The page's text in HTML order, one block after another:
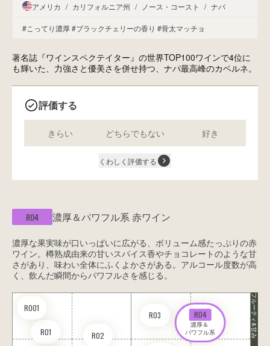
アメリカ / カリフォルニア州 / ノース・コースト / ナパ
#こってり濃厚#ブラックチェリーの香り #骨太マッチョ
著名誌『ワインスペクテイター』の世界TOP100ワインで4位に
も輝いた、力強さと優美さを併せ持つ、ナパ最高峰のカベルネ。
評価する
きらい どちらでもない 好き
くわしく評価する
R04 濃厚＆パワフル系 赤ワイン
濃厚な果実味が口いっぱいに広がる、ボリューム感たっぷりの赤
ワイン。樽熟成由来の甘いスパイス香やチョコレートのような甘
さがあり、味わい全体にふくよかさがある。アルコール度数が高
く、飲んだ瞬間からパワフルさを感じる。
R01 R02
R03 R04
濃厚＆
パワフル系
RO01 フルーティ&甘み